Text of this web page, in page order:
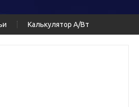
Калькулятор А/Вт